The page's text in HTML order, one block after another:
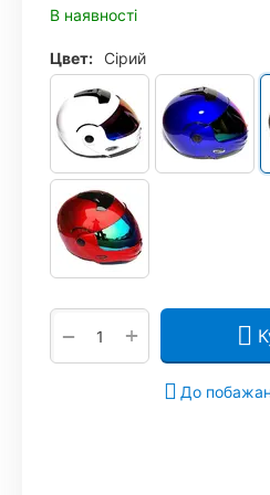
В наявності
Цвет: Сірий
+
−
До